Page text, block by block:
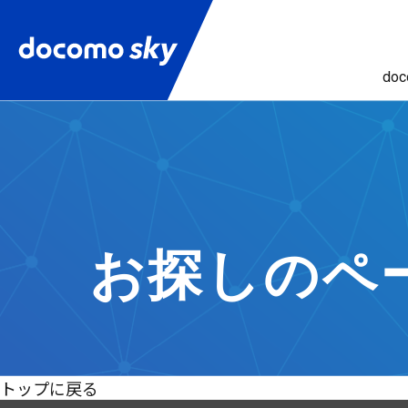
お探しのペ
トップに戻る